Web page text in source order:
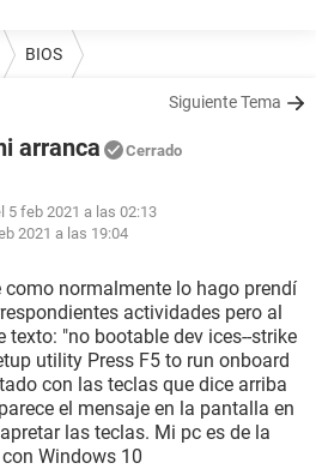
BIOS
Siguiente Tema
arranca Cerrado
5 feb 2021 a las 02:13
2021 a las 19:04
como normalmente lo hago prendí
actividades pero al
texto: "no bootable dev ices--strike
utility Press F5 to run onboard
con las teclas que dice arriba
el mensaje en la pantalla en
las teclas. Mi pc es de la
Windows 10